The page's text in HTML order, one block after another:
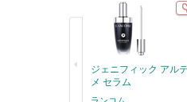
ジェニフィック アル
メ セラム